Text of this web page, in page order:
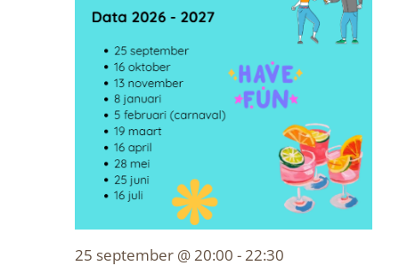
25 september @ 20:00 - 22:30